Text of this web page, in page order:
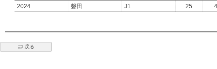
2024
磐田 J1 25 4
戻る